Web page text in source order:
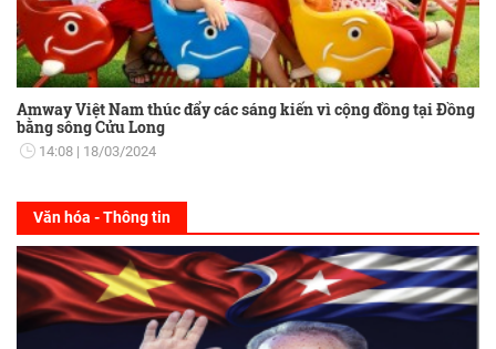
Amway Việt Nam thúc đẩy các sáng kiến vì cộng đồng tại Đồng
bằng sông Cửu Long
14:08 18/03/2024
Văn hóa - Thông tin